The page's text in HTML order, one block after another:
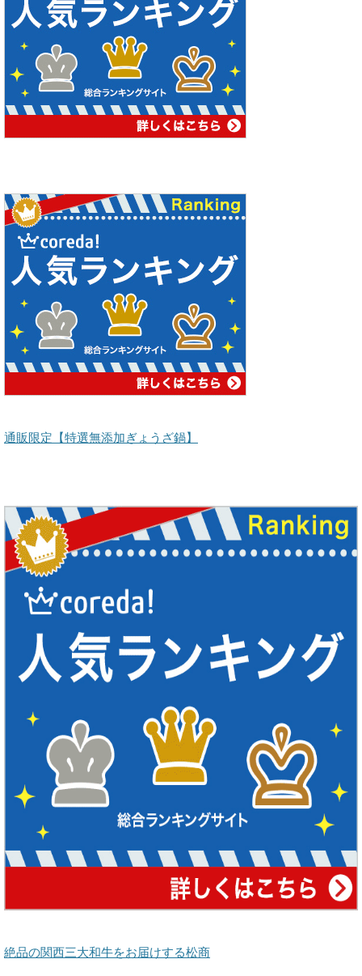
通販限定【特選無添加ぎょうざ鍋】
絶品の関西三大和牛をお届けする松商